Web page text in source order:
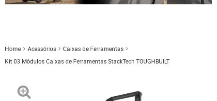
Home Acessórios
Caixas de Ferramentas
Kit 03 Módulos Caixas de Ferramentas StackTech TOUGHBUILT